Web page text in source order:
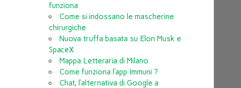
funziona
Come si indossano le mascherine
chirurgiche
Nuova truffa basata su Elon Musk e
SpaceX
Mappa Letteraria di Milano
Come funziona l’app Immuni ?
Chat, l’alternativa di Google a